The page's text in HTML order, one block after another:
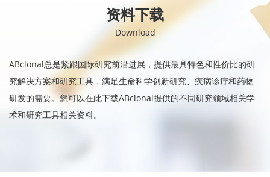
资料下载
Download
ABclonal总是紧跟国际研究前沿进展，提供最具特色和性价比的研
究解决方案和研究工具，满足生命科学创新研究、疾病诊疗和药物
研发的需要。您可以在此下载ABclonal提供的不同研究领域相关学
术和研究工具相关资料。